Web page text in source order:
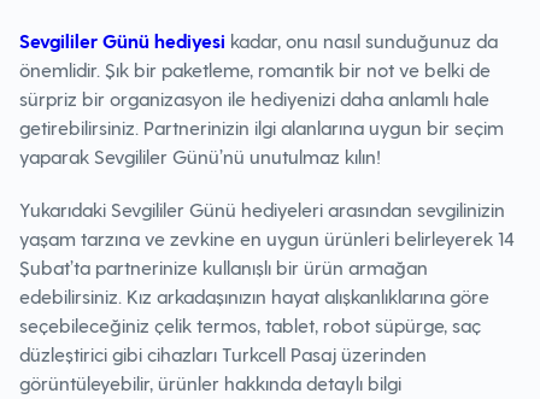
Sevgililer Günü hediyesi kadar, onu nasıl sunduğunuz da
önemlidir. Şık bir paketleme, romantik bir not ve belki de
sürpriz bir organizasyon ile hediyenizi daha anlamlı hale
getirebilirsiniz. Partnerinizin ilgi alanlarına uygun bir seçim
yaparak Sevgililer Günü’nü unutulmaz kılın!
Yukarıdaki Sevgililer Günü hediyeleri arasından sevgilinizin
yaşam tarzına ve zevkine en uygun ürünleri belirleyerek 14
Şubat’ta partnerinize kullanışlı bir ürün armağan
edebilirsiniz. Kız arkadaşınızın hayat alışkanlıklarına göre
seçebileceğiniz çelik termos, tablet, robot süpürge, saç
düzleştirici gibi cihazları Turkcell Pasaj üzerinden
görüntüleyebilir, ürünler hakkında detaylı bilgi